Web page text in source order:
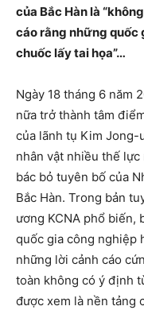
của Bắc Hàn là
cáo rằng những quốc
chuốc lấy tai họa”…
Ngày 18 tháng 6 năm
nữa trở thành tâm
của lãnh tụ Kim Jong-
nhân vật nhiều thế
bác bỏ tuyên bố của
Bắc Hàn. Trong bản
ương KCNA phổ biến,
quốc gia công nghiệp
những lời cảnh cáo
toàn không có ý định
được xem là nền tảng